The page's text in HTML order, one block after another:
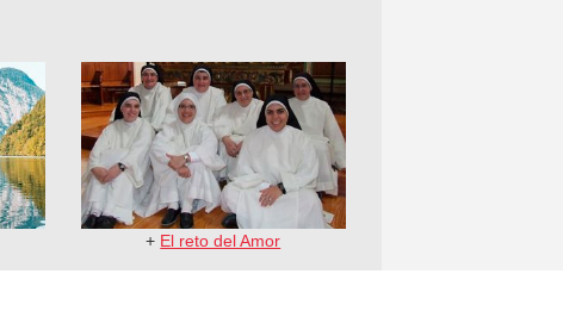
+ El reto del Amor